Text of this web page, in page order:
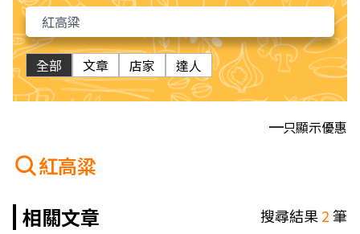
全部 文章 店家 達人
只顯示優惠
紅高粱
相關文章
搜尋結果2筆